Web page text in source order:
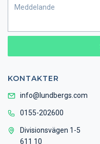
KONTAKTER
info@lundbergs.com
0155-202600
Divisionsvägen 1-5
611 10